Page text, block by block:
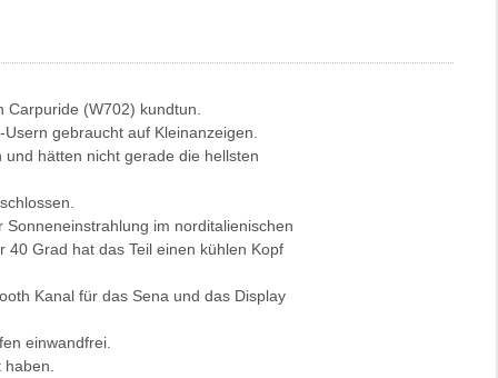
(W702) kundtun.
gebraucht auf Kleinanzeigen.
hätten nicht gerade die hellsten
im norditalienischen
Grad hat das Teil einen kühlen Kopf
Kanal für das Sena und das Display
einwandfrei.